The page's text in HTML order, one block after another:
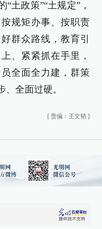
土政策”“土规定”，
规矩办事、按职责
群众路线，教育引
、紧紧抓在手里，
全面全力建，群策
全面过硬。
[ 责编：王文韬 ]